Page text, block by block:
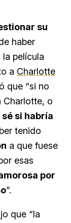
su
haber
película
a Charlotte
que “si no
Charlotte, o
sé si habría
tenido
a que fuese
esas
por
”.
que “la